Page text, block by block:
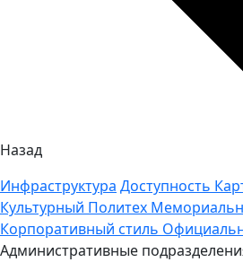
Назад
Инфраструктура Доступность
Культурный Политех
Корпоративный стиль
Административные